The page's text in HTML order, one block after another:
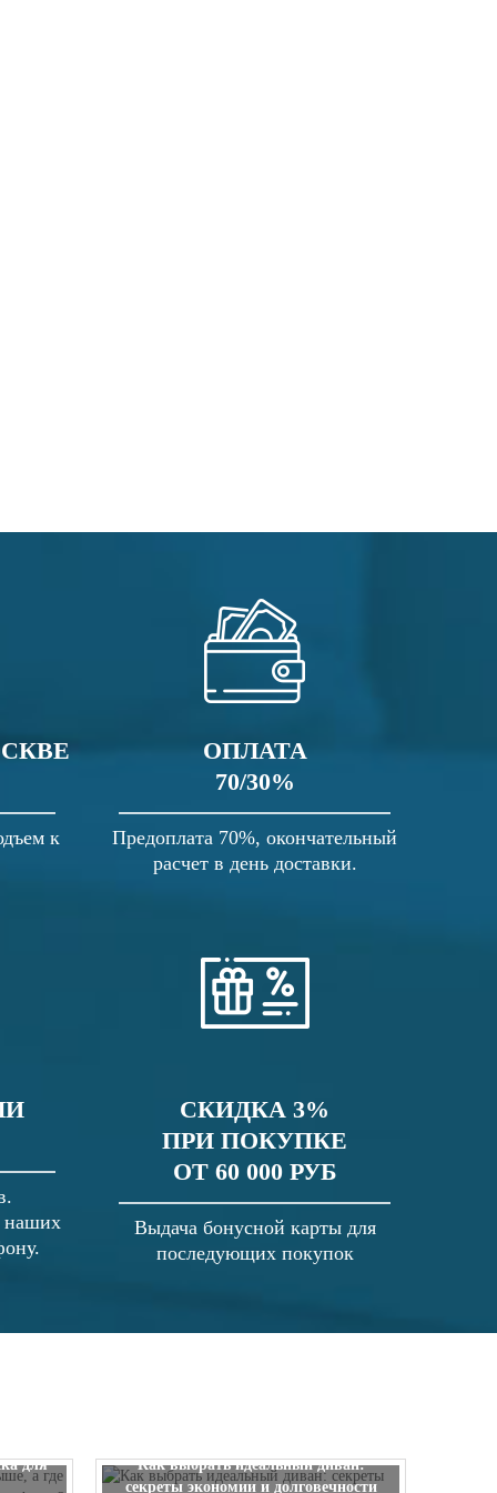
к
ОПЛАТА
70/30%
Предоплата 70%, окончательный
расчет в день доставки.
наших
СКИДКА 3%
ПРИ ПОКУПКЕ
ОТ 60 000 РУБ
Выдача бонусной карты для
последующих покупок
для
Как выбрать идеальный диван:
секреты экономии и долговечности